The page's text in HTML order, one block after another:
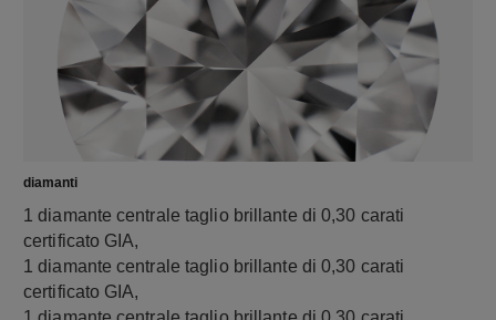
diamanti
1 diamante centrale taglio brillante di 0,30 carati
certificato GIA,
1 diamante centrale taglio brillante di 0,30 carati
certificato GIA,